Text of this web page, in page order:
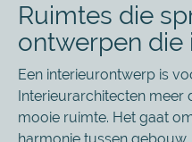
Ruimtes die
ontwerpen die
Een interieurontwerp is
Interieurarchitecten meer
mooie ruimte. Het gaat